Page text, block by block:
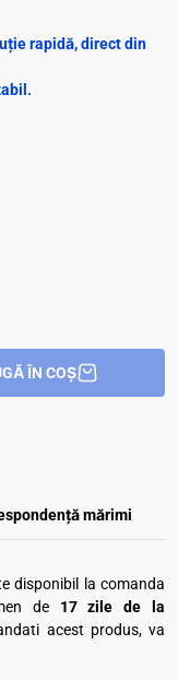
rapidă, direct din
ÎN COȘ
mărimi
disponibil la comanda
de 17 zile de la
acest produs, va